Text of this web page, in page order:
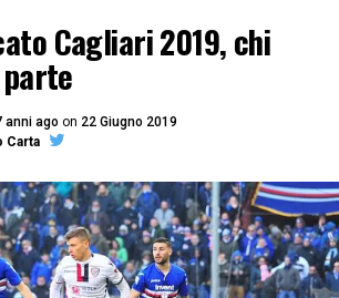
Cagliari 2019, chi
anni ago on 22 Giugno 2019
Carta